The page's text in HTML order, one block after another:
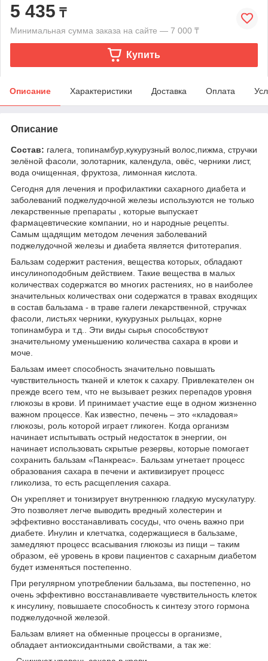
5 435 ₸
Минимальная сумма заказа на сайте — 7 000 ₸
Купить
Описание Характеристики Доставка Оплата
Описание
Состав: галега, топинамбур,кукурузный волос,пижма, стручки
зелёной фасоли, золотарник, календула, овёс, черники лист,
вода очищенная, фруктоза, лимонная кислота.
Сегодня для лечения и профилактики сахарного диабета и
заболеваний поджелудочной железы используются не только
лекарственные препараты , которые выпускает
фармацевтические компании, но и народные рецепты.
Самым щадящим методом лечения заболеваний
поджелудочной железы и диабета является фитотерапия.
Бальзам содержит растения, вещества которых, обладают
инсулиноподобным действием. Такие вещества в малых
количествах содержатся во многих растениях, но в наиболее
значительных количествах они содержатся в травах входящих
в состав бальзама - в траве галеги лекарственной, стручках
фасоли, листьях черники, кукурузных рыльцах, корне
топинамбура и т.д.. Эти виды сырья способствуют
значительному уменьшению количества сахара в крови и
моче.
Бальзам имеет способность значительно повышать
чувствительность тканей и клеток к сахару. Привлекателен он
прежде всего тем, что не вызывает резких перепадов уровня
глюкозы в крови. И принимает участие еще в одном жизненно
важном процессе. Как известно, печень – это «кладовая»
глюкозы, роль которой играет гликоген. Когда организм
начинает испытывать острый недостаток в энергии, он
начинает использовать скрытые резервы, которые помогает
сохранить бальзам «Панкреас». Бальзам угнетает процесс
образования сахара в печени и активизирует процесс
гликолиза, то есть расщепления сахара.
Он укрепляет и тонизирует внутреннюю гладкую мускулатуру.
Это позволяет легче выводить вредный холестерин и
эффективно восстанавливать сосуды, что очень важно при
диабете. Инулин и клетчатка, содержащиеся в бальзаме,
замедляют процесс всасывания глюкозы из пищи – таким
образом, её уровень в крови пациентов с сахарным диабетом
будет изменяться постепенно.
При регулярном употреблении бальзама, вы постепенно, но
очень эффективно восстанавливаете чувствительность клеток
к инсулину, повышаете способность к синтезу этого гормона
поджелудочной железой.
Бальзам влияет на обменные процессы в организме,
обладает антиоксидантными свойствами, а так же: